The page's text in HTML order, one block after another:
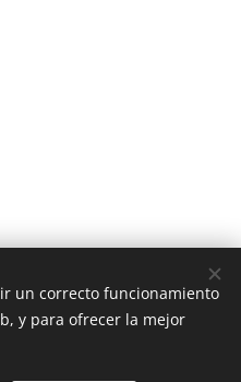
®
un correcto funcionamiento
y para ofrecer la mejor